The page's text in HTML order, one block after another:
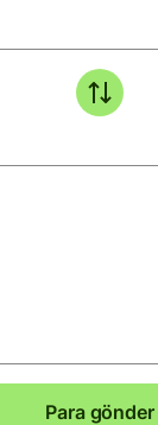
Para gönder